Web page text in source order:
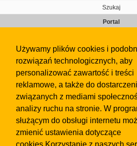
Używamy plików cookies i
rozwiązań technologicznych, aby
personalizować zawartość i treści
reklamowe, a także do
związanych z mediami
analizy ruchu na stronie. W
służącym do obsługi internetu
zmienić ustawienia dotyczące
Szukaj
Portal
Kontakt
Regulamin
Gazeta
Olkusz
Kontakt
Strefa dla biznesu